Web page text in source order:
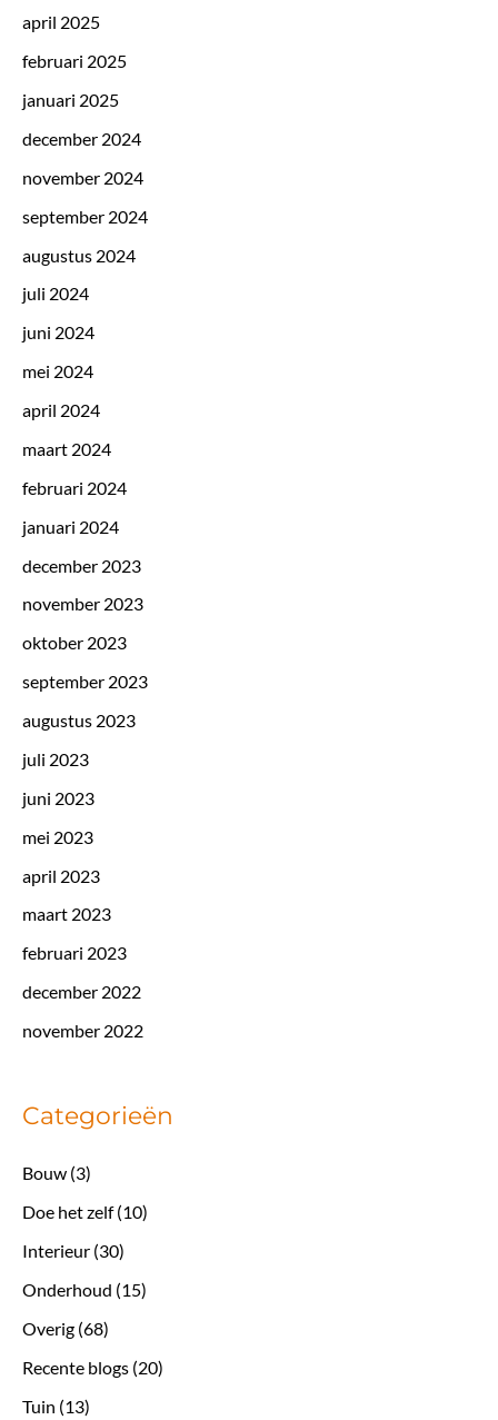
april 2025
februari 2025
januari 2025
december 2024
november 2024
september 2024
augustus 2024
juli 2024
juni 2024
mei 2024
april 2024
maart 2024
februari 2024
januari 2024
december 2023
november 2023
oktober 2023
september 2023
augustus 2023
juli 2023
juni 2023
mei 2023
april 2023
maart 2023
februari 2023
december 2022
november 2022
Categorieën
Bouw (3)
Doe het zelf(10)
Interieur (30)
Onderhoud (15)
Overig (68)
Recente blogs (20)
Tuin (13)